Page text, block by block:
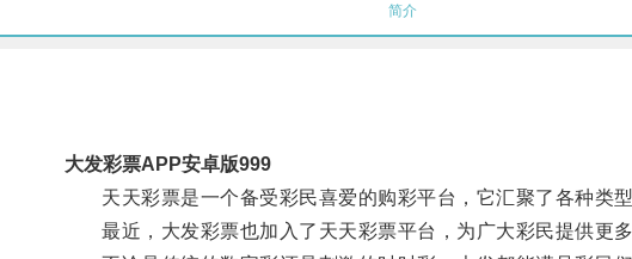
简介
大发彩票APP安卓版999
天天彩票是一个备受彩民喜爱的购彩平台，它汇聚了各种类型
最近，大发彩票也加入了天天彩票平台，为广大彩民提供更多